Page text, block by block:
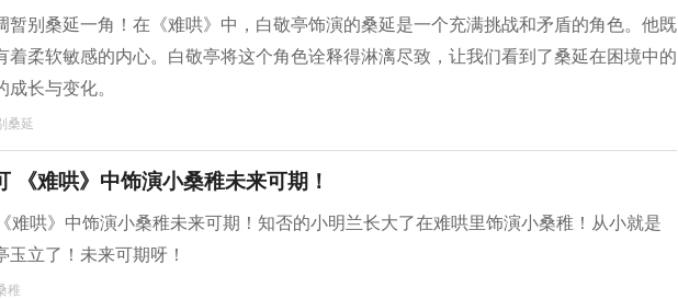
暂别桑延一角！在《难哄》中，白敬亭饰演的桑延是一个充满挑战和矛盾的角色。他既
着柔软敏感的内心。白敬亭将这个角色诠释得淋漓尽致，让我们看到了桑延在困境中的
长与变化。
桑延
《难哄》中饰演小桑稚未来可期！
难哄》中饰演小桑稚未来可期！知否的小明兰长大了在难哄里饰演小桑稚！从小就是
立了！未来可期呀！
稚